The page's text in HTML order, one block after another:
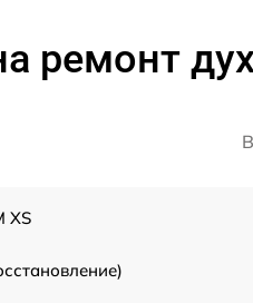
ремонт
XS